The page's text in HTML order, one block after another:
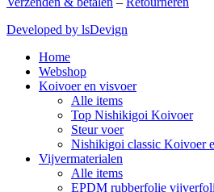
Developed by lsDevign
Home
Webshop
Koivoer en visvoer
Alle items
Top Nishikigoi Koivoer
Steur voer
Nishikigoi classic Koivoer
Vijvermaterialen
Alle items
EPDM rubberfolie